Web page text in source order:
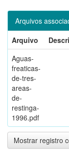
Arquivos
Arquivo
Aguas-
freaticas-
de-tres-
areas-
de-
restinga-
1996.pdf
Mostrar registro